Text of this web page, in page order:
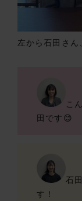
左から石田さん
こ
田です😊
石
す！